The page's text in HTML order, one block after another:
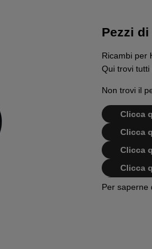
Pezzi
Ricambi per
Qui trovi tutti
Non trovi il
Clicca
Clicca
Clicca
Clicca
Clicca